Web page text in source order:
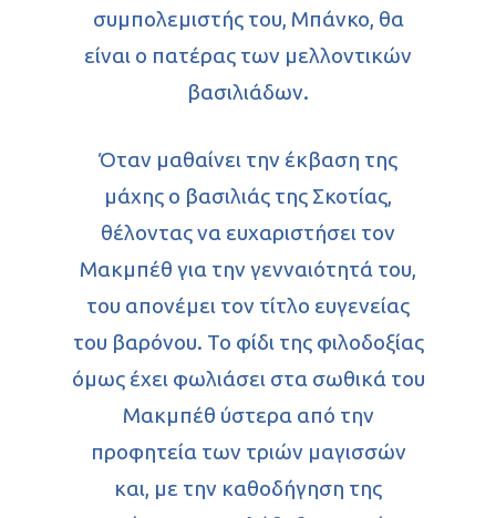
συμπολεμιστής του, Μπάνκο, θα
είναι ο πατέρας των μελλοντικών
βασιλιάδων.
Όταν μαθαίνει την έκβαση της
μάχης ο βασιλιάς της Σκοτίας,
θέλοντας να ευχαριστήσει τον
Μακμπέθ για την γενναιότητά του,
του απονέμει τον τίτλο ευγενείας
του βαρόνου. Το φίδι της φιλοδοξίας
όμως έχει φωλιάσει στα σωθικά του
Μακμπέθ ύστερα από την
προφητεία των τριών μαγισσών
και, με την καθοδήγηση της